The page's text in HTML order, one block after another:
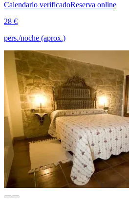
Calendario verificadoReserva online
28 €
pers./noche (aprox.)